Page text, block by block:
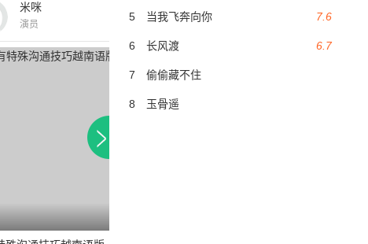
7.6
5 当我飞奔向你
6.7
6 长风渡
7 偷偷藏不住
8 玉骨遥
米咪
演员